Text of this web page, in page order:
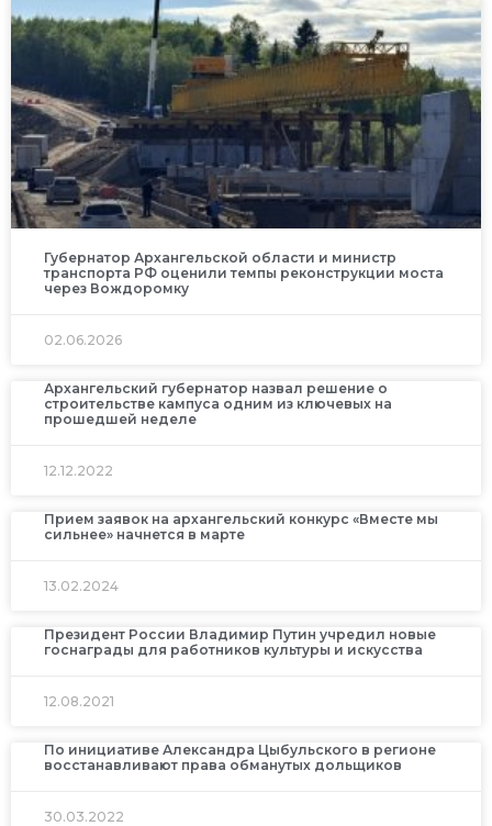
Губернатор Архангельской области и министр
транспорта РФ оценили темпы реконструкции моста
через Вождоромку
02.06.2026
Архангельский губернатор назвал решение о
строительстве кампуса одним из ключевых на
прошедшей неделе
12.12.2022
Прием заявок на архангельский конкурс «Вместе мы
сильнее» начнется в марте
13.02.2024
Президент России Владимир Путин учредил новые
госнаграды для работников культуры и искусства
12.08.2021
По инициативе Александра Цыбульского в регионе
восстанавливают права обманутых дольщиков
30.03.2022